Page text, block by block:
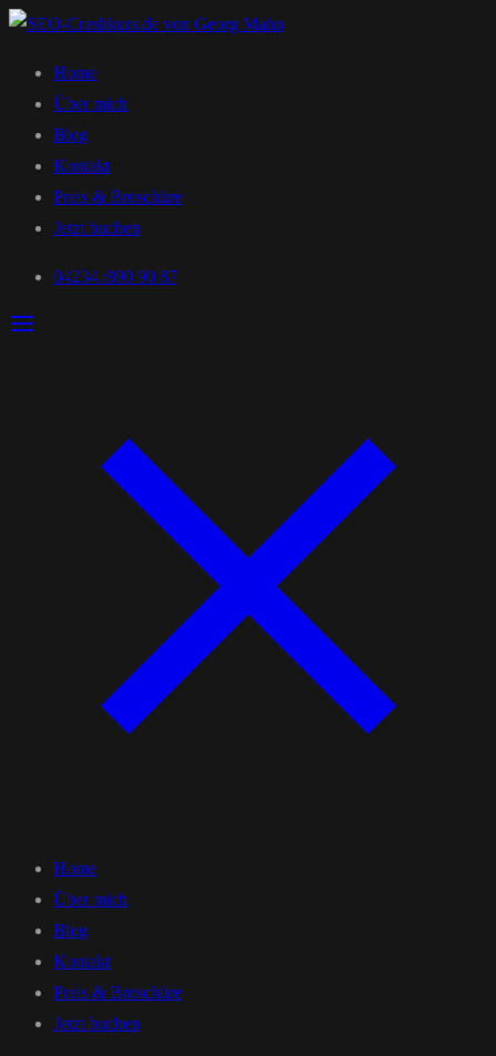
Home
Über mich
Blog
Kontakt
Preis & Broschüre
Jetzt buchen
04234 /890 90 87
Home
Über mich
Blog
Kontakt
Preis & Broschüre
Jetzt buchen